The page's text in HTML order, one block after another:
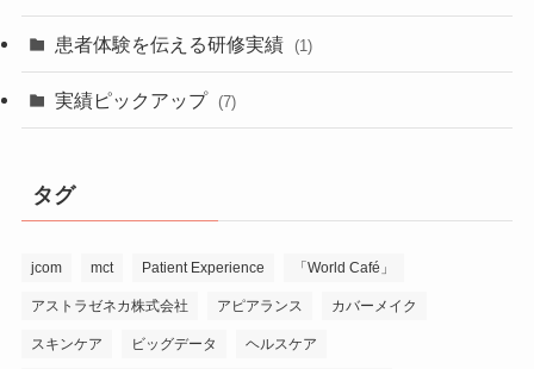
患者体験を伝える研修実績 (1)
実績ピックアップ (7)
タグ
jcom mct Patient Experience 「World Café」
アストラゼネカ株式会社 アピアランス カバーメイク
スキンケア ビッグデータ ヘルスケア